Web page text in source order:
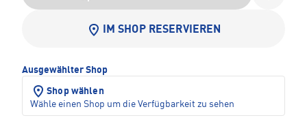
IM SHOP RESERVIEREN
Ausgewählter Shop
Shop wählen
Wähle einen Shop um die Verfügbarkeit zu sehen